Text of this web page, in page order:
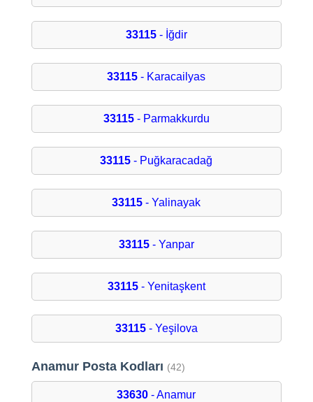
33115- İğdir
33115 - Karacailyas
33115- Parmakkurdu
33115 - Puğkaracadağ
33115 - Yalinayak
33115- Yanpar
33115- Yenitaşkent
33115- Yeşilova
Anamur Posta Kodları (42)
33630 - Anamur